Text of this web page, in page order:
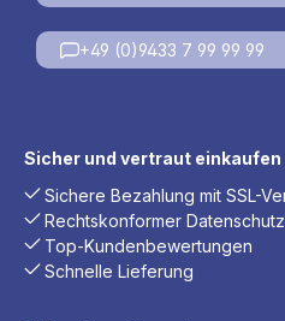
+49 (0)9433 7 99 99 99
Sicher und vertraut einkaufen
Sichere Bezahlung mit SSL-
Rechtskonformer Datenschutz
Top-Kundenbewertungen
Schnelle Lieferung